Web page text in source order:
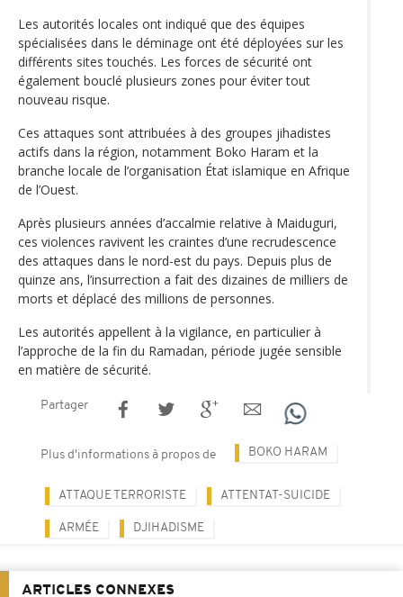
Les autorités locales ont indiqué que des équipes
spécialisées dans le déminage ont été déployées sur les
différents sites touchés. Les forces de sécurité ont
également bouclé plusieurs zones pour éviter tout
nouveau risque.
Ces attaques sont attribuées à des groupes jihadistes
actifs dans la région, notamment Boko Haram et la
branche locale de l’organisation État islamique en Afrique
de l’Ouest.
Après plusieurs années d’accalmie relative à Maiduguri,
ces violences ravivent les craintes d’une recrudescence
des attaques dans le nord-est du pays. Depuis plus de
quinze ans, l’insurrection a fait des dizaines de milliers de
morts et déplacé des millions de personnes.
Les autorités appellent à la vigilance, en particulier à
l’approche de la fin du Ramadan, période jugée sensible
en matière de sécurité.
Partager
Plus d'informations à propos de BOKO HARAM
ATTAQUE TERRORISTE ATTENTAT-SUICIDE
ARMÉE DJIHADISME
ARTICLES CONNEXES